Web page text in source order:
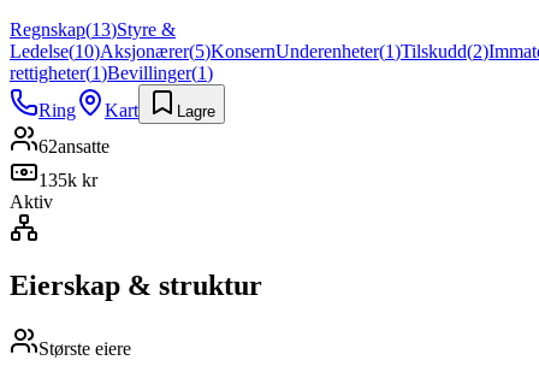
Regnskap(13)Styre &
Ledelse(10)Aksjonærer(5)KonsernUnderenheter(1)Tilskudd(2)
rettigheter(1)Bevillinger(1)
Ring
Kart Lagre
62ansatte
135k kr
Aktiv
Eierskap & struktur
Største eiere